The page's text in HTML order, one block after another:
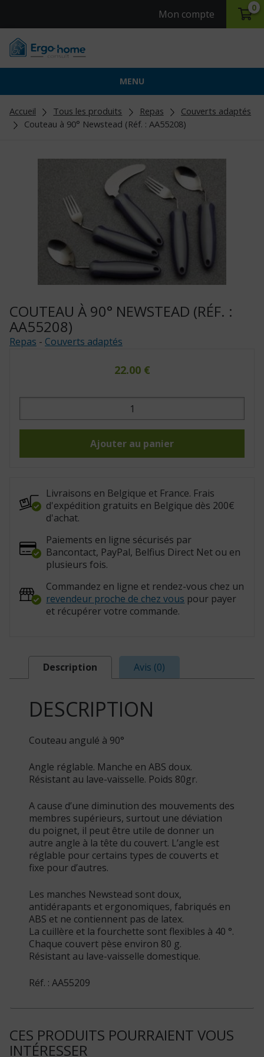
Mon compte
0
MENU
Accueil Tous les produits Repas
Couverts adaptés
Couteau à 90° Newstead (Réf. : AA55208)
COUTEAU À 90° NEWSTEAD (RÉF. :
AA55208)
Repas - Couverts adaptés
22.00 €
quantité
Couteau
:
Ajouter au panier
Livraisons en Belgique et France. Frais
d'expédition gratuits en Belgique dès 200€
d'achat.
Paiements en ligne sécurisés par
Bancontact, PayPal, Belfius Direct Net ou en
plusieurs fois.
Commandez en ligne et rendez-vous chez un
revendeur proche de chez vous pour payer
et récupérer votre commande.
Description Avis (0)
DESCRIPTION
Couteau angulé à 90°
Angle réglable. Manche en ABS doux.
Résistant au lave-vaisselle. Poids 80gr.
A cause d’une diminution des mouvements des
membres supérieurs, surtout une déviation
du poignet, il peut être utile de donner un
autre angle à la tête du couvert. L’angle est
réglable pour certains types de couverts et
fixe pour d’autres.
Les manches Newstead sont doux,
antidérapants et ergonomiques, fabriqués en
ABS et ne contiennent pas de latex.
La cuillère et la fourchette sont flexibles à 40 °.
Chaque couvert pèse environ 80 g.
Résistant au lave-vaisselle domestique.
Réf. : AA55209
CES PRODUITS POURRAIENT VOUS
INTÉRESSER